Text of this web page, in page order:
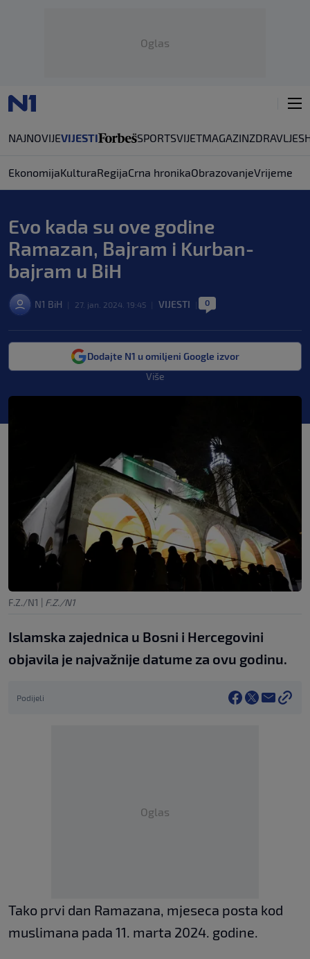
Oglas
NAJNOVIJEVIJESTI SPORTSVIJETMAGAZINZDRAVLJE
EkonomijaKulturaRegijaCrna hronikaObrazovanjeVrijeme
Evo kada su ove godine
Ramazan, Bajram i Kurban-
bajram u BiH
N1 BiH 27. jan. 2024. 19:45 VIJESTI 0
Dodajte N1 u omiljeni Google izvor
Više
F.Z./N1 | F.Z./N1
Islamska zajednica u Bosni i Hercegovini
objavila je najvažnije datume za ovu godinu.
Podijeli
Oglas
Tako prvi dan Ramazana, mjeseca posta kod
muslimana pada 11. marta 2024. godine.